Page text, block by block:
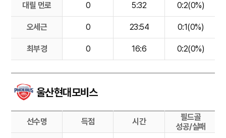
대릴 먼로 0 5:32 0:2(0%)
오세근 0 23:54 0:1(0%)
최부경 0 16:6 0:2(0%)
울산현대모비스
선수명 득점 시간
필드골
성공/실패